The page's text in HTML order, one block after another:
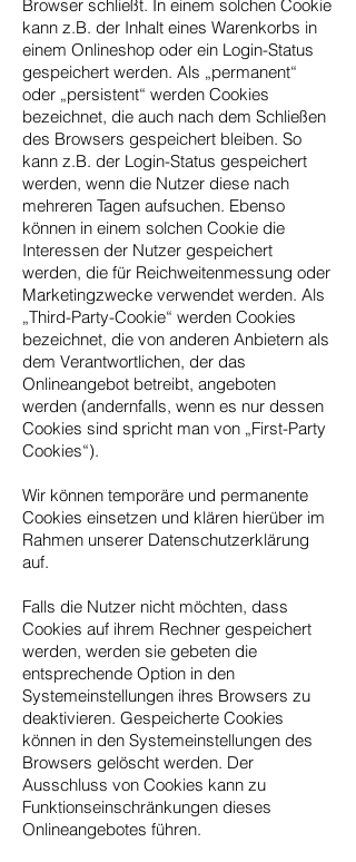
Browser schließt. In einem solchen Cookie
kann z.B. der Inhalt eines Warenkorbs in
einem Onlineshop oder ein Login-Status
gespeichert werden. Als „permanent“
oder „persistent“ werden Cookies
bezeichnet, die auch nach dem Schließen
des Browsers gespeichert bleiben. So
kann z.B. der Login-Status gespeichert
werden, wenn die Nutzer diese nach
mehreren Tagen aufsuchen. Ebenso
können in einem solchen Cookie die
Interessen der Nutzer gespeichert
werden, die für Reichweitenmessung oder
Marketingzwecke verwendet werden. Als
„Third-Party-Cookie“ werden Cookies
bezeichnet, die von anderen Anbietern als
dem Verantwortlichen, der das
Onlineangebot betreibt, angeboten
werden (andernfalls, wenn es nur dessen
Cookies sind spricht man von „First-Party
Cookies“).
Wir können temporäre und permanente
Cookies einsetzen und klären hierüber im
Rahmen unserer Datenschutzerklärung
auf.
Falls die Nutzer nicht möchten, dass
Cookies auf ihrem Rechner gespeichert
werden, werden sie gebeten die
entsprechende Option in den
Systemeinstellungen ihres Browsers zu
deaktivieren. Gespeicherte Cookies
können in den Systemeinstellungen des
Browsers gelöscht werden. Der
Ausschluss von Cookies kann zu
Funktionseinschränkungen dieses
Onlineangebotes führen.